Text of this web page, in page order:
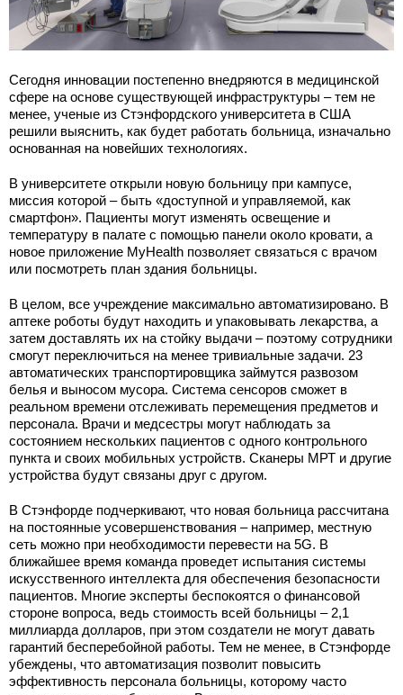
Сегодня инновации постепенно внедряются в медицинской
сфере на основе существующей инфраструктуры – тем не
менее, ученые из Стэнфордского университета в США
решили выяснить, как будет работать больница, изначально
основанная на новейших технологиях.
В университете открыли новую больницу при кампусе,
миссия которой – быть «доступной и управляемой, как
смартфон». Пациенты могут изменять освещение и
температуру в палате с помощью панели около кровати, а
новое приложение MyHealth позволяет связаться с врачом
или посмотреть план здания больницы.
В целом, все учреждение максимально автоматизировано. В
аптеке роботы будут находить и упаковывать лекарства, а
затем доставлять их на стойку выдачи – поэтому сотрудники
смогут переключиться на менее тривиальные задачи. 23
автоматических транспортировщика займутся развозом
белья и выносом мусора. Система сенсоров сможет в
реальном времени отслеживать перемещения предметов и
персонала. Врачи и медсестры могут наблюдать за
состоянием нескольких пациентов с одного контрольного
пункта и своих мобильных устройств. Сканеры МРТ и другие
устройства будут связаны друг с другом.
В Стэнфорде подчеркивают, что новая больница рассчитана
на постоянные усовершенствования – например, местную
сеть можно при необходимости перевести на 5G. В
ближайшее время команда проведет испытания системы
искусственного интеллекта для обеспечения безопасности
пациентов. Многие эксперты беспокоятся о финансовой
стороне вопроса, ведь стоимость всей больницы – 2,1
миллиарда долларов, при этом создатели не могут давать
гарантий бесперебойной работы. Тем не менее, в Стэнфорде
убеждены, что автоматизация позволит повысить
эффективность персонала больницы, которому часто